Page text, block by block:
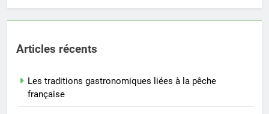
Articles récents
Les traditions gastronomiques liées à la pêche
française